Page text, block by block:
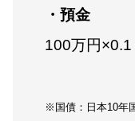
・預金
100万円×0.1
※国債：日本10年